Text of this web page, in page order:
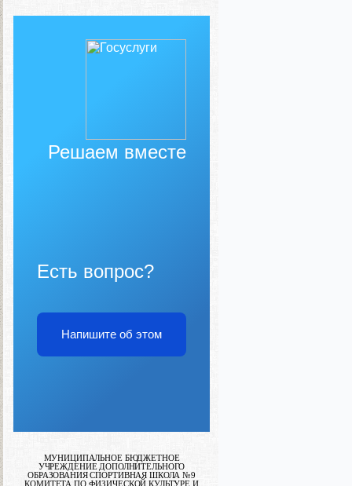
Решаем вместе
Есть вопрос?
Напишите об этом
МУНИЦИПАЛЬНОЕ БЮДЖЕТНОЕ
УЧРЕЖДЕНИЕ ДОПОЛНИТЕЛЬНОГО
ОБРАЗОВАНИЯ СПОРТИВНАЯ ШКОЛА №9
КОМИТЕТА ПО ФИЗИЧЕСКОЙ КУЛЬТУРЕ И